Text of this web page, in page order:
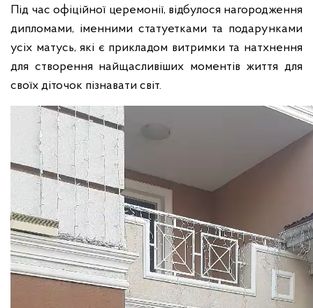
Під час офіційної церемонії, відбулося нагородження
дипломами, іменними статуетками та подарунками
усіх матусь, які є прикладом витримки та натхнення
для створення найщасливіших моментів життя для
своїх діточок пізнавати світ.